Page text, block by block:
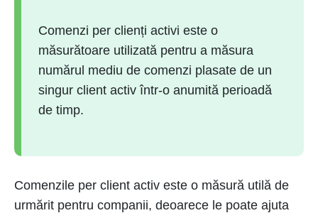
Comenzi per clienți activi este o
măsurătoare utilizată pentru a măsura
numărul mediu de comenzi plasate de un
singur client activ într-o anumită perioadă
de timp.
Comenzile per client activ este o măsură utilă de
urmărit pentru companii, deoarece le poate ajuta